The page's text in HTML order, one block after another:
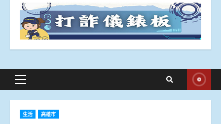
Primary
生活 高雄市